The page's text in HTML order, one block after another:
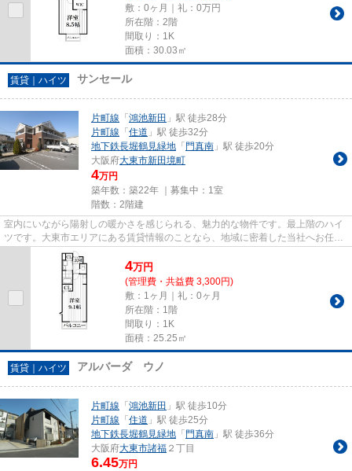
敷：0ヶ月｜礼：0万円
所在階：2階
間取り：1K
面積：30.03㎡
賃貸｜ハイツ サンセール
片町線 「 鴻池新田 」駅 徒歩28分
片町線 「 住道 」駅 徒歩32分
地下鉄長堀鶴見緑地 「 門真南 」駅 徒歩20分
大阪府大東市新田境町
4万円
築年数：築22年 ｜募集中： 1室
階数：2階建
室内にいながら陽射しの暖かさを感じられる、魅力的な物件です。最上階のハイ
ツです。大東市エリアにある賃貸情報のことなら、地域に密着した当社へお任せ
下さい。当社は、多種多様な...
4万円
(管理費・共益費 3,300円)
敷：1ヶ月｜礼：0ヶ月
所在階：1階
間取り：1K
面積：25.25㎡
賃貸｜ハイツ アルバーダ ウノ
片町線 「 鴻池新田 」駅 徒歩10分
片町線 「 住道 」駅 徒歩25分
地下鉄長堀鶴見緑地 「 門真南 」駅 徒歩36分
大阪府大東市諸福 ２丁目
6.45万円